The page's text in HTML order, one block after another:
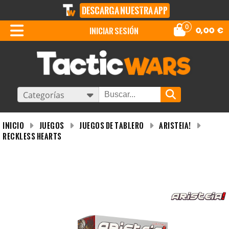
DESCARGA NUESTRA APP
0 0,00 €
iniciar sesión
Categorías
INICIO Juegos Juegos de tablero
Aristeia!
Reckless Hearts